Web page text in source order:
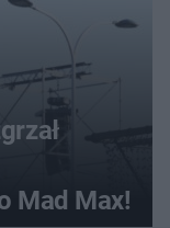
Mad Max!